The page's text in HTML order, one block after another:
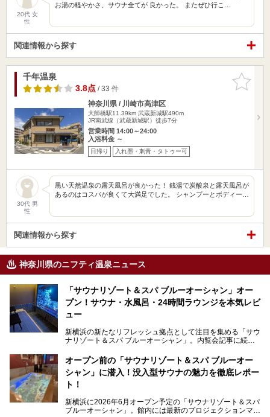
20代 女
性
お湯の軽やかさ、サウナ全てが 良かった。 またぜひ行こ…
関連情報から探す
お気に入
りに追加
千年温泉
3.8点/ 33 件
神奈川県 / 川崎市高津区
大師橋駅11.39km 武蔵新城駅490m
JR南武線（武蔵新城駅）徒歩7分
営業時間 14:00～24:00
入浴料金 ～
日帰り 入れ墨・刺青・タトゥー可
30代 男
性
黒い天然温泉の露天風呂が良かった！ 銭湯で炭酸泉と露天風呂が
あるのはコスパが良くて大満足でした。 シャンプーとボディー…
関連情報から探す
神奈川県のニフティ温泉ニュース
「サウナリゾート＆スパ ブルーオーシャン」オー
プン！サウナ・水風呂・24時間ラウンジを本気レビ
ュー
新横浜の新たなリフレッシュ拠点として注目を集める「サウ
ナリゾート＆スパ ブルーオーシャン」。内覧会記事に続
す。サウナや水風呂の気持ちよさはもちろん、リラックスス
ペースの過ごしやすさまで徹底チェック。新横浜エリアで日
常の疲れをリセットしたい人、ライブやスポーツ観戦遠征組
は必見です。
オープン前の「サウナリゾート＆スパ ブルーオー
シャン」に潜入！没入型サウナの魅力を徹底レポー
ト！
新横浜に2026年6月オープン予定の「サウナリゾート＆スパ
ブルーオーシャン」。館内には最新のプロジェクションマッ